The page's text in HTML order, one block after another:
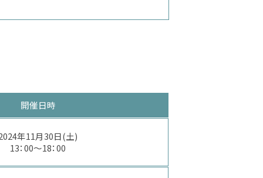
開催日時
年11月30日(土)
13：00～18：00